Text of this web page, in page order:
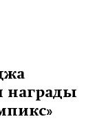
награды